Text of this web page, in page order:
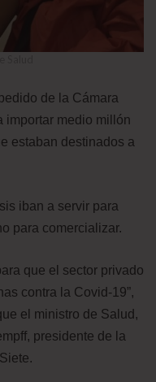
de la Cámara
importar medio millón
estaban destinados a
iban a servir para
para comercializar.
que el sector privado
contra la Covid-19”,
el ministro de Salud,
presidente de la